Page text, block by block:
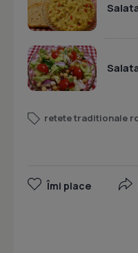
retete traditionale
Îmi place